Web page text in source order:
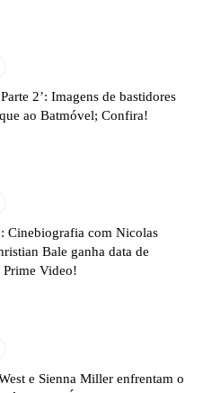
2’: Imagens de bastidores
ao Batmóvel; Confira!
Cinebiografia com Nicolas
Bale ganha data de
Prime Video!
e Sienna Miller enfrentam o